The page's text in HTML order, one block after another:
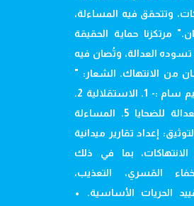
وتتحقق فيه المساءلة،
مرتكزنا حماية الحقيقة
تسوده العدالة، وتُصان فيه
من الانتهاك. الشعار: "
من التوثيق إلى العدالة قيم سام :- 1. الاستقلالية 2.
المهنية 3. النزاهة 4. العدالة للضحايا 5. المساءلة
إعداد تقارير ميدانية
بما في ذلك
القسري، التعذيب،
الحريات الأساسية. •